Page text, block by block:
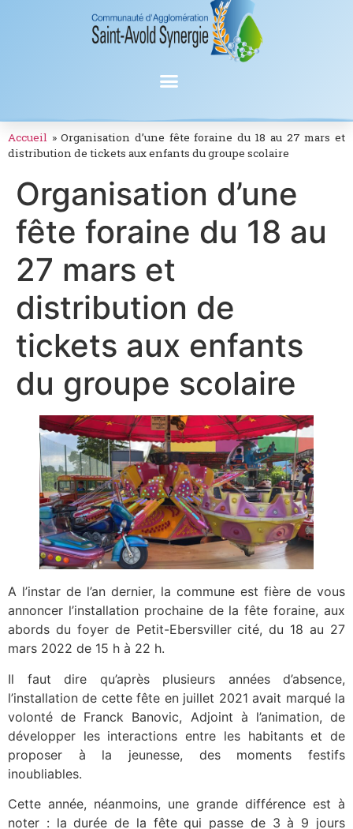
Accueil »Organisation d’une fête foraine du 18 au 27 mars et
distribution de tickets aux enfants du groupe scolaire
Organisation d’une
fête foraine du 18 au
27 mars et
distribution de
tickets aux enfants
du groupe scolaire
A l’instar de l’an dernier, la commune est fière de vous
annoncer l’installation prochaine de la fête foraine, aux
abords du foyer de Petit-Ebersviller cité, du 18 au 27
mars 2022 de 15 h à 22 h.
Il faut dire qu’après plusieurs années d’absence,
l’installation de cette fête en juillet 2021 avait marqué la
volonté de Franck Banovic, Adjoint à l’animation, de
développer les interactions entre les habitants et de
proposer à la jeunesse, des moments festifs
inoubliables.
Cette année, néanmoins, une grande différence est à
noter : la durée de la fête qui passe de 3 à 9 jours